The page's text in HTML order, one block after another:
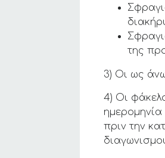
της
3) Οι ως
4) Οι
πριν την